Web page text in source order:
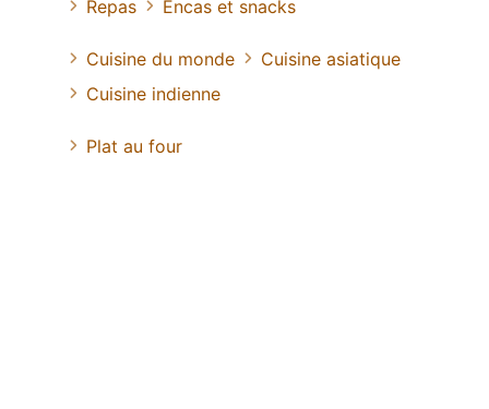
Repas Encas et snacks
Cuisine du monde
Cuisine asiatique
Cuisine indienne
Plat au four